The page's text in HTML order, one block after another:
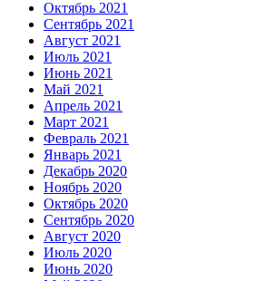
Октябрь 2021
Сентябрь 2021
Август 2021
Июль 2021
Июнь 2021
Май 2021
Апрель 2021
Март 2021
Февраль 2021
Январь 2021
Декабрь 2020
Ноябрь 2020
Октябрь 2020
Сентябрь 2020
Август 2020
Июль 2020
Июнь 2020